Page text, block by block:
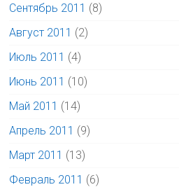
Сентябрь 2011 (8)
Август 2011 (2)
Июль 2011 (4)
Июнь 2011 (10)
Май 2011 (14)
Апрель 2011 (9)
Март 2011 (13)
Февраль 2011 (6)